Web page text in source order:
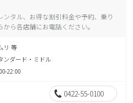
タル、お得な割引料金や予約、乗り
ら各店舗にお電話ください。
リ 等
ンダード・ミドル
22:00
0422-55-0100